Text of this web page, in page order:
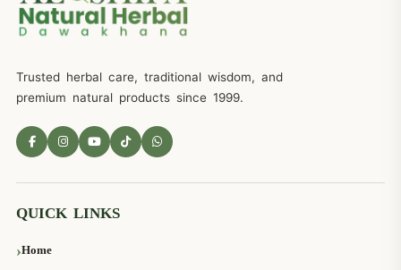
Trusted herbal care, traditional wisdom, and
premium natural products since 1999.
QUICK LINKS
Home